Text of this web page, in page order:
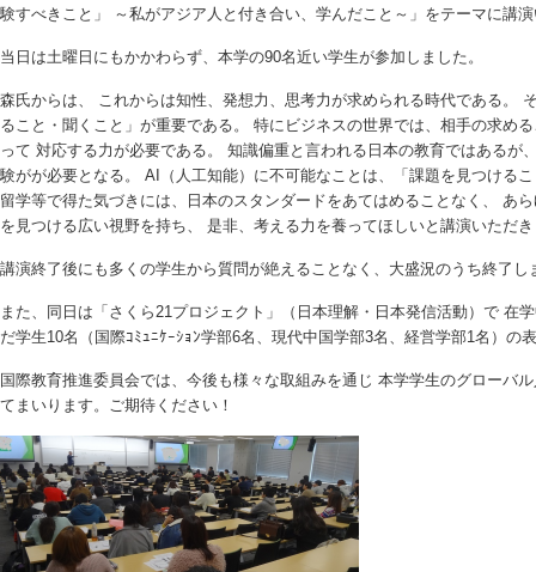
験すべきこと」 ～私がアジア人と付き合い、学んだこと～」をテーマに講
当日は土曜日にもかかわらず、本学の90名近い学生が参加しました。
森氏からは、 これからは知性、発想力、思考力が求められる時代である。
ること・聞くこと」が重要である。 特にビジネスの世界では、相手の求め
って 対応する力が必要である。 知識偏重と言われる日本の教育ではあるが
験がが必要となる。 AI（人工知能）に不可能なことは、「課題を見つける
留学等で得た気づきには、日本のスタンダードをあてはめることなく、 あ
を見つける広い視野を持ち、 是非、考える力を養ってほしいと講演いただ
講演終了後にも多くの学生から質問が絶えることなく、大盛況のうち終了し
また、同日は「さくら21プロジェクト」（日本理解・日本発信活動）で 在
だ学生10名（国際ｺﾐｭﾆｹｰｼｮﾝ学部6名、現代中国学部3名、経営学部1名）の
国際教育推進委員会では、今後も様々な取組みを通じ 本学学生のグローバ
てまいります。ご期待ください！